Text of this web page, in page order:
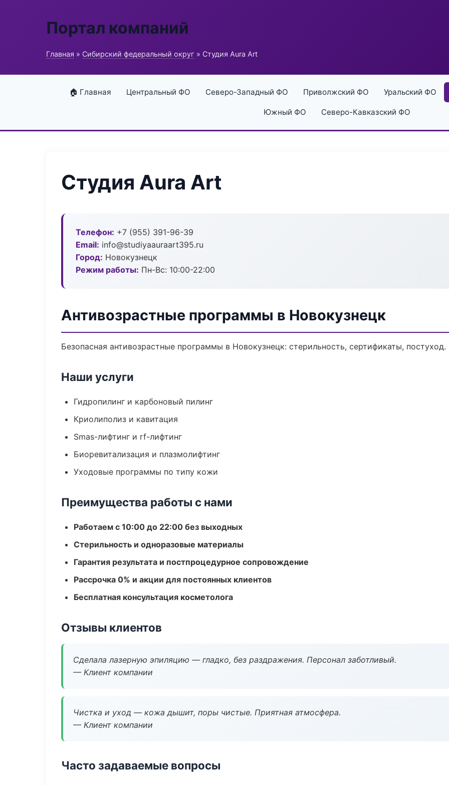
Портал компаний
Главная » Сибирский федеральный округ » Студия Aura Art
🏠 Главная Центральный ФО Северо-Западный ФО Приволжский ФО Уральский ФО
Южный ФО Северо-Кавказский ФО
Студия Aura Art
Телефон: +7 (955) 391-96-39
Email: info@studiyaauraart395.ru
Город: Новокузнецк
Режим работы: Пн-Вс: 10:00-22:00
Антивозрастные программы в Новокузнецк
Безопасная антивозрастные программы в Новокузнецк: стерильность, сертификаты,
Наши услуги
Гидропилинг и карбоновый пилинг
Криолиполиз и кавитация
Smas-лифтинг и rf-лифтинг
Биоревитализация и плазмолифтинг
Уходовые программы по типу кожи
Преимущества работы с нами
Работаем с 10:00 до 22:00 без выходных
Стерильность и одноразовые материалы
Гарантия результата и постпроцедурное сопровождение
Рассрочка 0% и акции для постоянных клиентов
Бесплатная консультация косметолога
Отзывы клиентов
Сделала лазерную эпиляцию — гладко, без раздражения. Персонал заботливый.
— Клиент компании
Чистка и уход — кожа дышит, поры чистые. Приятная атмосфера.
— Клиент компании
Часто задаваемые вопросы